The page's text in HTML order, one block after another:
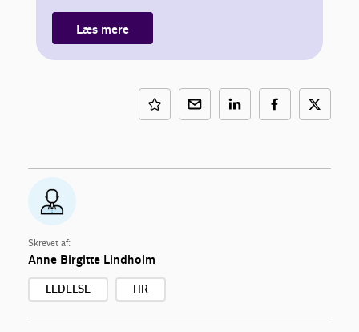
Læs mere
Skrevet af:
Anne Birgitte Lindholm
LEDELSE HR